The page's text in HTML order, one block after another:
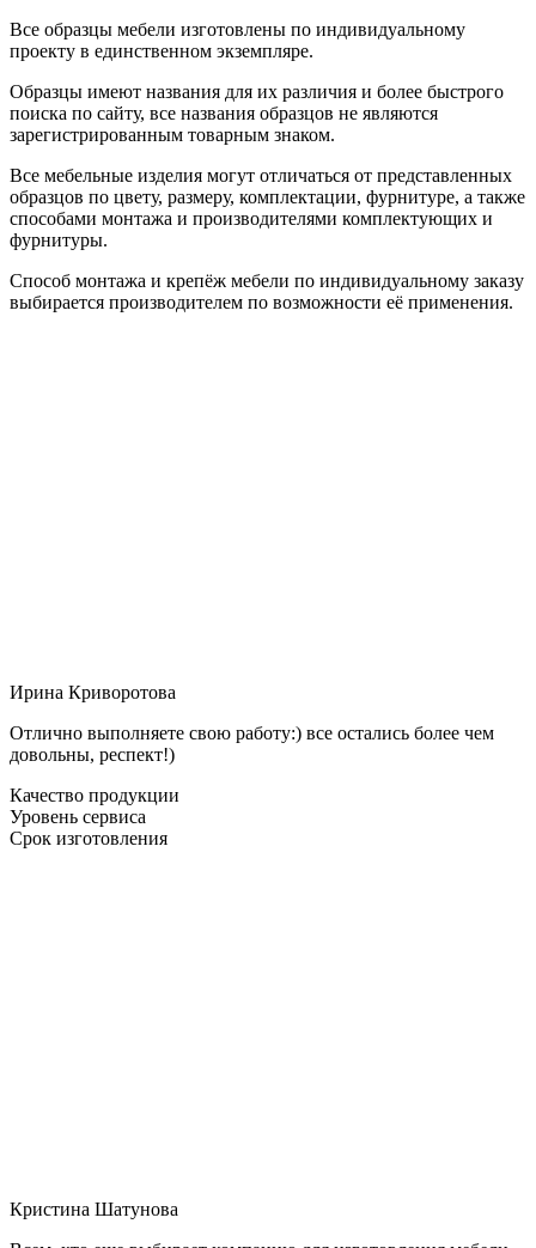
Все образцы мебели изготовлены по индивидуальному
проекту в единственном экземпляре.
Образцы имеют названия для их различия и более быстрого
поиска по сайту, все названия образцов не являются
зарегистрированным товарным знаком.
Все мебельные изделия могут отличаться от представленных
образцов по цвету, размеру, комплектации, фурнитуре, а также
способами монтажа и производителями комплектующих и
фурнитуры.
Способ монтажа и крепёж мебели по индивидуальному заказу
выбирается производителем по возможности её применения.
Ирина Криворотова
Отлично выполняете свою работу:) все остались более чем
довольны, респект!)
Качество продукции
Уровень сервиса
Срок изготовления
Кристина Шатунова